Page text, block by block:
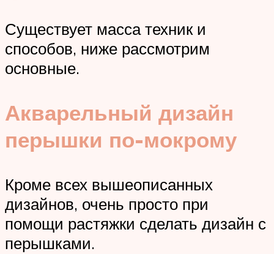
Существует масса техник и
способов, ниже рассмотрим
основные.
Акварельный дизайн
перышки по-мокрому
Кроме всех вышеописанных
дизайнов, очень просто при
помощи растяжки сделать дизайн с
перышками.